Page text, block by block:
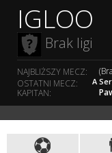
IGLOO
Brak ligi
NAJBLIŻSZY MECZ:
OSTATNI MECZ:
A
KAPITAN: